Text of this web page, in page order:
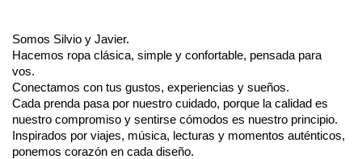
Somos Silvio y Javier.
Hacemos ropa clásica, simple y confortable, pensada para
vos.
Conectamos con tus gustos, experiencias y sueños.
Cada prenda pasa por nuestro cuidado, porque la calidad es
nuestro compromiso y sentirse cómodos es nuestro principio.
Inspirados por viajes, música, lecturas y momentos auténticos,
ponemos corazón en cada diseño.